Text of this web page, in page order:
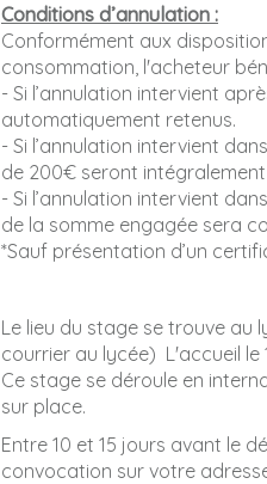
Conditions d’annulation :
Conformément aux
consommation, l'acheteur
- Si l’annulation intervient
automatiquement retenus.
- Si l’annulation intervient
de 200€ seront
- Si l’annulation intervient
de la somme engagée sera
*Sauf présentation d’un
Le lieu du stage se trouve au
courrier au lycée) L'accueil
Ce stage se déroule en
sur place.
Entre 10 et 15 jours avant le
convocation sur votre